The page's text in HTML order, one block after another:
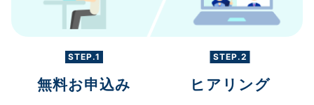
STEP.1
無料お申込み
STEP.2
ヒアリング